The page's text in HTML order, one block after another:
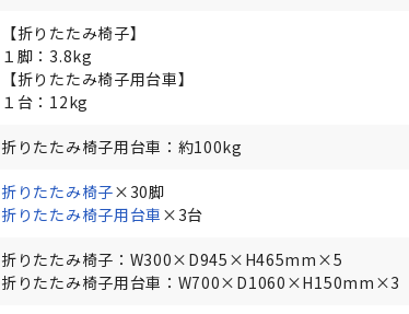
【折りたたみ椅子】
１脚：3.8kg
【折りたたみ椅子用台車】
１台：12kg
折りたたみ椅子用台車：約100kg
折りたたみ椅子×30脚
折りたたみ椅子用台車 ×3台
折りたたみ椅子：W300×D945×H465mm×5
折りたたみ椅子用台車：W700×D1060×H150mm×3